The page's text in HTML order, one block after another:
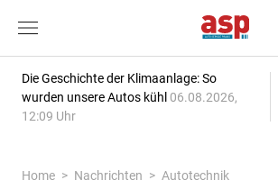
Die Geschichte der Klimaanlage: So
wurden unsere Autos kühl 06.08.2026,
12:09 Uhr
Home Nachrichten
Autotechnik